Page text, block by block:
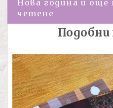
Нова година и още
четене
Подобни